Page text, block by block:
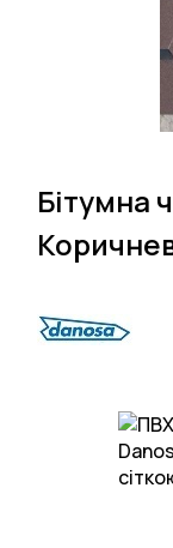
Бітумна